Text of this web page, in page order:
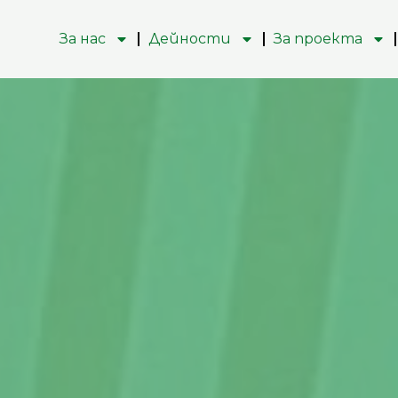
За нас Дейности За проекта